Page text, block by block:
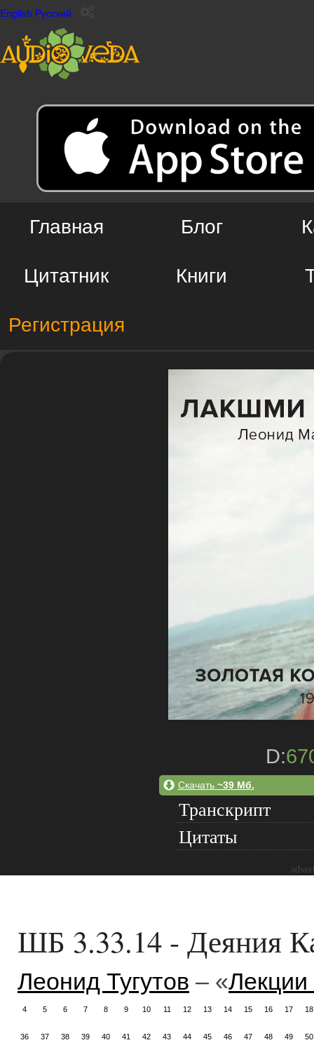
English Русский
Главная Блог
Цитатник Книги
Регистрация
D:
Скачать ~39 Мб.
Транскрипт
Цитаты
ШБ 3.33.14 - Деяния
Леонид Тугутов – «
4 5 6 7 8 9 10 11 12 13 14 15 16 17 18
36 37 38 39 40 41 42 43 44 45 46 47 48 49 50